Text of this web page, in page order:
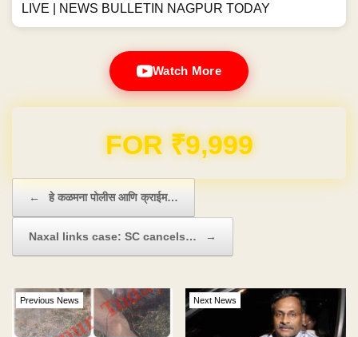
LIVE | NEWS BULLETIN NAGPUR TODAY
Watch More
Domain & Hosting FREE for 1 Year
← हे कळमना पोलीस आणि क्राईम…
Naxal links case: SC cancels… →
Previous News Next News